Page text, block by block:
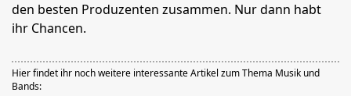
den besten Produzenten zusammen. Nur dann habt
ihr Chancen.
Hier findet ihr noch weitere interessante Artikel zum Thema Musik und
Bands: